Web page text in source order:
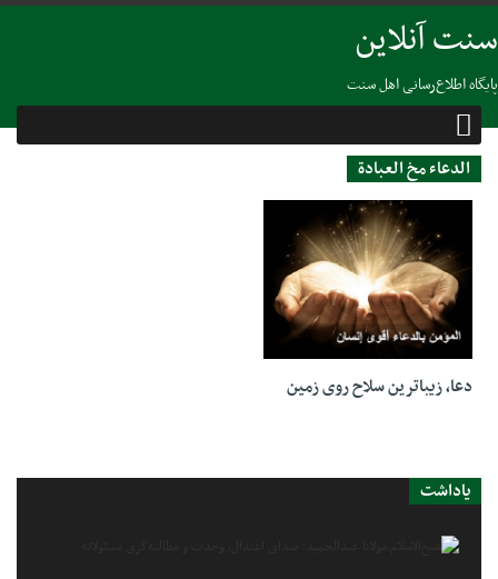
سنت آنلاین
پایگاه اطلاع‌رسانی اهل سنت
الدعاء مخ العبادة
11 نوامبر 2018
دعا، زیباترین سلاح‌ روی زمین
یاداشت